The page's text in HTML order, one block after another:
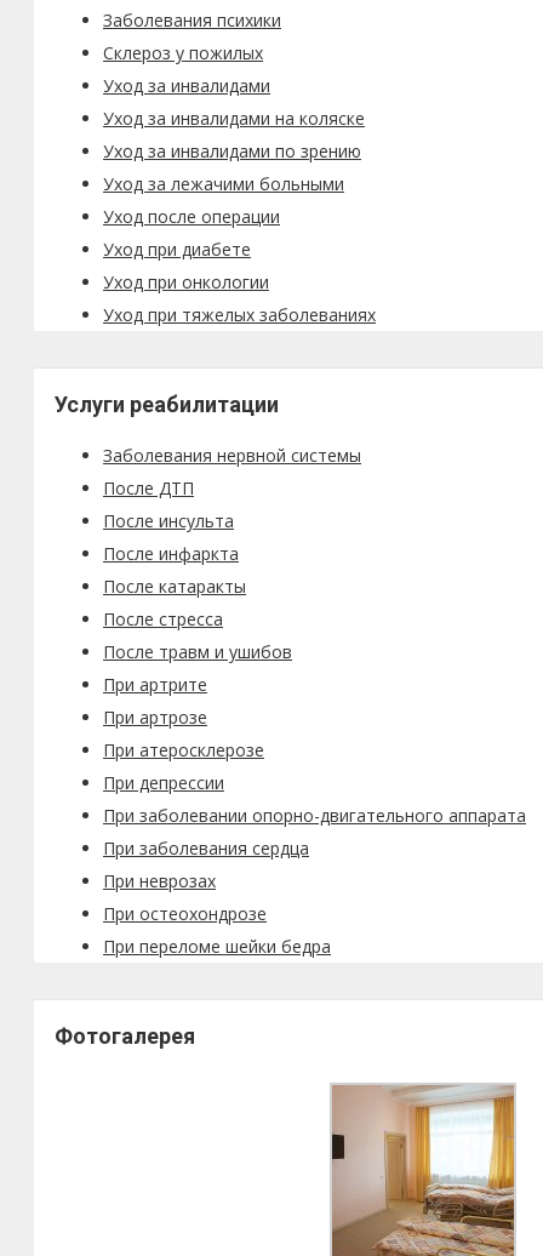
Заболевания психики
Склероз у пожилых
Уход за инвалидами
Уход за инвалидами на коляске
Уход за инвалидами по зрению
Уход за лежачими больными
Уход после операции
Уход при диабете
Уход при онкологии
Уход при тяжелых заболеваниях
Услуги реабилитации
Заболевания нервной системы
После ДТП
После инсульта
После инфаркта
После катаракты
После стресса
После травм и ушибов
При артрите
При артрозе
При атеросклерозе
При депрессии
При заболевании опорно-двигательного аппарата
При заболевания сердца
При неврозах
При остеохондрозе
При переломе шейки бедра
Фотогалерея